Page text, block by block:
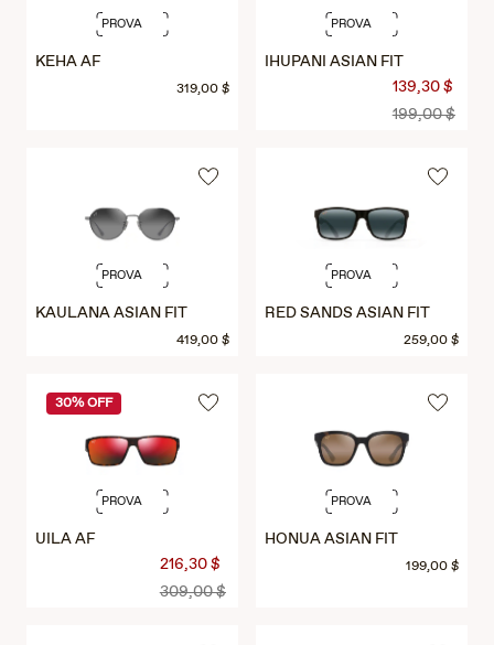
KEHA AF
319,00 $
PROVA
IHUPANI ASIAN FIT
199,00 $
139,30 $
PROVA
KAULANA ASIAN FIT
419,00 $
PROVA
RED SANDS ASIAN FIT
259,00 $
PROVA
30% OFF
UILA AF
309,00 $
216,30 $
PROVA
HONUA ASIAN FIT
199,00 $
PROVA